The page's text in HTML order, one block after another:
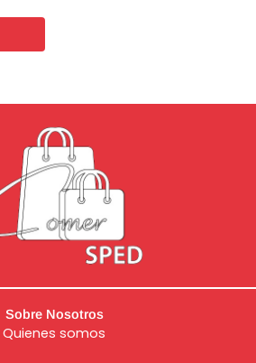
Sobre Nosotros
Quienes somos